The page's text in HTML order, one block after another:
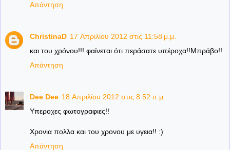
Απάντηση
ChristinaD 17 Απριλίου 2012 στις 11:58 μ.μ.
και του χρόνου!!! φαίνεται ότι περάσατε υπέροχα!!Μπράβο!!
Απάντηση
Dee Dee 18 Απριλίου 2012 στις 8:52 π.μ.
Υπεροχες φωτογραφιες!!
Χρονια πολλα και του χρονου με υγεια!! :)
Απάντηση